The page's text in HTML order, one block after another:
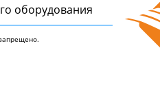
оборудования